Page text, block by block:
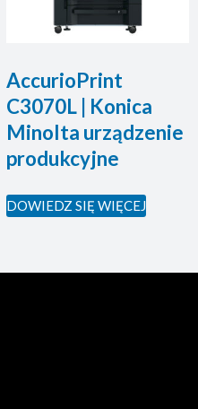
AccurioPrint
C3070L | Konica
Minolta urządzenie
produkcyjne
DOWIEDZ SIĘ WIĘCEJ